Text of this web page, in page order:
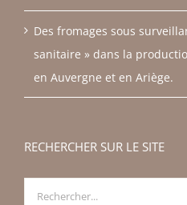
Des fromages sous
sanitaire » dans la
en Auvergne et en Ariège.
RECHERCHER SUR LE SITE
Rechercher: